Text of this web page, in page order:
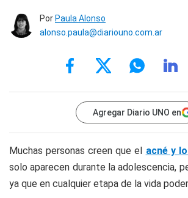
Por Paula Alonso
alonso.paula@diariouno.com.ar
Agregar Diario UNO en
Muchas personas creen que el acné y
solo aparecen durante la adolescencia,
ya que en cualquier etapa de la vida